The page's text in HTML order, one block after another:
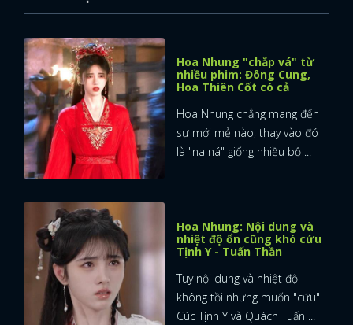
Hoa Nhung "chắp vá" từ
nhiều phim: Đông Cung,
Hoa Thiên Cốt có cả
Hoa Nhung chẳng mang đến
sự mới mẻ nào, thay vào đó
là "na ná" giống nhiều bộ ...
Hoa Nhung: Nội dung và
nhiệt độ ổn cũng khó cứu
Tịnh Y - Tuấn Thần
Tuy nội dung và nhiệt độ
không tồi nhưng muốn "cứu"
Cúc Tịnh Y và Quách Tuấn ...